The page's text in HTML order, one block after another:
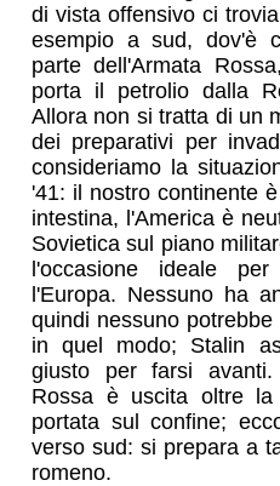
di vista offensivo ci
esempio a sud, dov'è
parte dell'Armata
porta il petrolio dalla
Allora non si tratta di un
dei preparativi per
consideriamo la
'41: il nostro continente
intestina, l'America è
Sovietica sul piano
l'occasione ideale
l'Europa. Nessuno ha
quindi nessuno
in quel modo; Stalin
giusto per farsi
Rossa è uscita oltre
portata sul confine;
verso sud: si prepara a
romeno.